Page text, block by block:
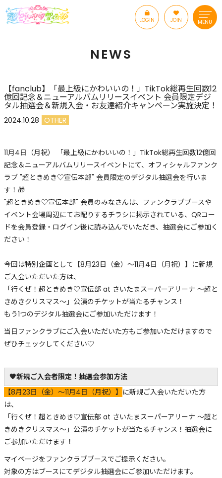
LOGIN JOIN MENU
NEWS
【fanclub】「最上級にかわいいの！」TikTok総再生回数12
億回記念＆ニューアルバムリリースイベント 会員限定デジ
タル抽選会＆新規入会・お友達紹介キャンペーン実施決定！
2024.10.28 OTHER
11月4日（月祝） 「最上級にかわいいの！」TikTok総再生回数12億回
記念＆ニューアルバムリリースイベントにて、オフィシャルファンク
ラブ "超ときめき♡宣伝本部" 会員限定のデジタル抽選会を行いま
す！🎁
"超ときめき♡宣伝本部" 会員のみなさんは、ファンクラブブースや
イベント会場周辺にてお配りするチラシに掲示されている、QRコー
ドを会員登録・ログイン後に読み込んでいただき、抽選会にご参加く
ださい！
今回は特別企画として【8月23日（金）～11月4日（月祝）】に新規
ご入会いただいた方は、
「行くぜ！超ときめき♡宣伝部 at さいたまスーパーアリーナ 〜超と
きめきクリスマス〜」公演のチケットが当たるチャンス！
もう1つのデジタル抽選会にご参加いただけます！
当日ファンクラブにご入会いただいた方もご参加いただけますので
ぜひチェックしてください♡
🧡新規ご入会者限定！抽選会参加方法
【8月23日（金）～11月4日（月祝）】 に新規ご入会いただいた方
は、
「行くぜ！超ときめき♡宣伝部 at さいたまスーパーアリーナ 〜超と
きめきクリスマス〜」公演のチケットが当たるチャンス！抽選会に
ご参加いただけます！
マイページをファンクラブブースでご提示ください。
対象の方はブースにてデジタル抽選会にご参加いただけます。